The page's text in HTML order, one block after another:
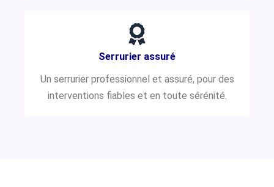
Serrurier assuré
Un serrurier professionnel et assuré, pour des
interventions fiables et en toute sérénité.